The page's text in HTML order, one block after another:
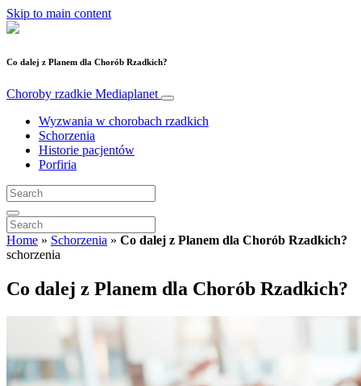
Skip to main content
Co dalej z Planem dla Chorób Rzadkich?
Choroby rzadkie Mediaplanet
Wyzwania w chorobach rzadkich
Schorzenia
Historie pacjentów
Porfiria
Home » Schorzenia » Co dalej z Planem dla Chorób Rzadkich?
schorzenia
Co dalej z Planem dla Chorób Rzadkich?